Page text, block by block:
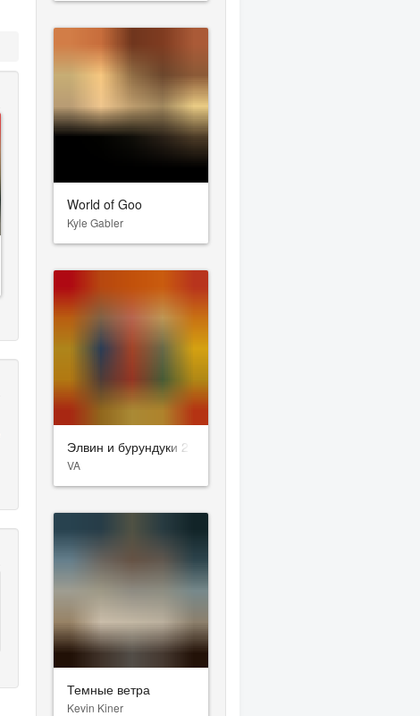
World of Goo
Kyle Gabler
Элвин и бурундуки 2
VA
Темные ветра
Kevin Kiner